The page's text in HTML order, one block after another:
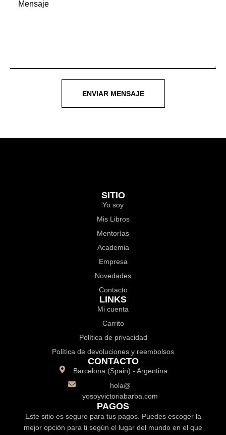
ENVIAR MENSAJE
SITIO
Yo soy
Mis Libros
Mentorías
Academia
Empresa
Novedades
Contacto
LINKS
Mi cuenta
Carrito
Política de privacidad
Política de devoluciones y reembolsos
CONTACTO
Barcelona (Spain) - Argentina
hola@
yosoyvictoriabarba.com
PAGOS
Este sitio es seguro para tus pagos. Puedes escoger la
mejor opción para ti según el lugar del mundo en el que